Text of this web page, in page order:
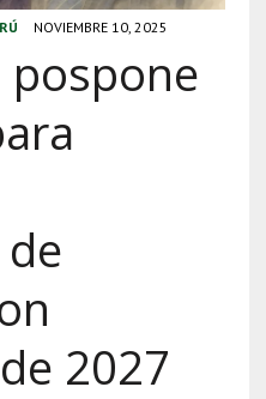
NOVIEMBRE 10, 2025
pospone
2027